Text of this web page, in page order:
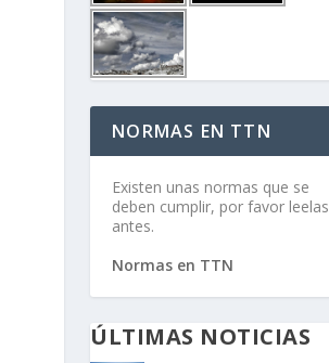
NORMAS EN TTN
Existen unas normas que se
deben cumplir, por favor leelas
antes.
Normas en TTN
ÚLTIMAS NOTICIAS